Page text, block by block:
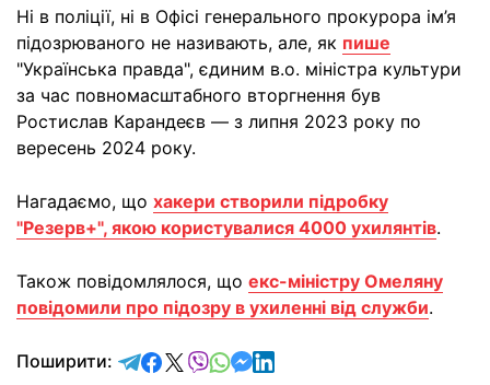
Ні в поліції, ні в Офісі генерального прокурора ім’я
підозрюваного не називають, але, як пише
"Українська правда", єдиним в.о. міністра культури
за час повномасштабного вторгнення був
Ростислав Карандеєв — з липня 2023 року по
вересень 2024 року.
Нагадаємо, що хакери створили підробку
"Резерв+", якою користувалися 4000 ухилянтів.
Також повідомлялося, що екс-міністру Омеляну
повідомили про підозру в ухиленні від служби.
Поширити: відправити у Telegram
поділитись у Facebook
поділитись у X
відправити у Viber
відправити у Whatsapp
відправити у Messenger
відправити у LinkedIn